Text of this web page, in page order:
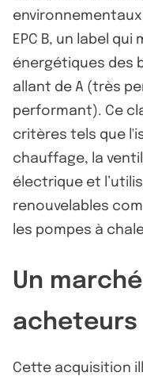
EPC B, un label
énergétiques des
allant de A (très
performant). Ce
critères tels que
chauffage, la
électrique et
renouvelables
les pompes à
Un
acheteurs
Cette acquisition